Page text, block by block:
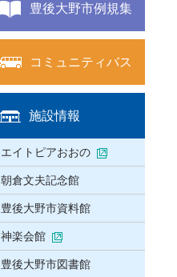
豊後大野市例規集
コミュニティバス
施設情報
エイトピアおおの
朝倉文夫記念館
豊後大野市資料館
神楽会館
豊後大野市図書館